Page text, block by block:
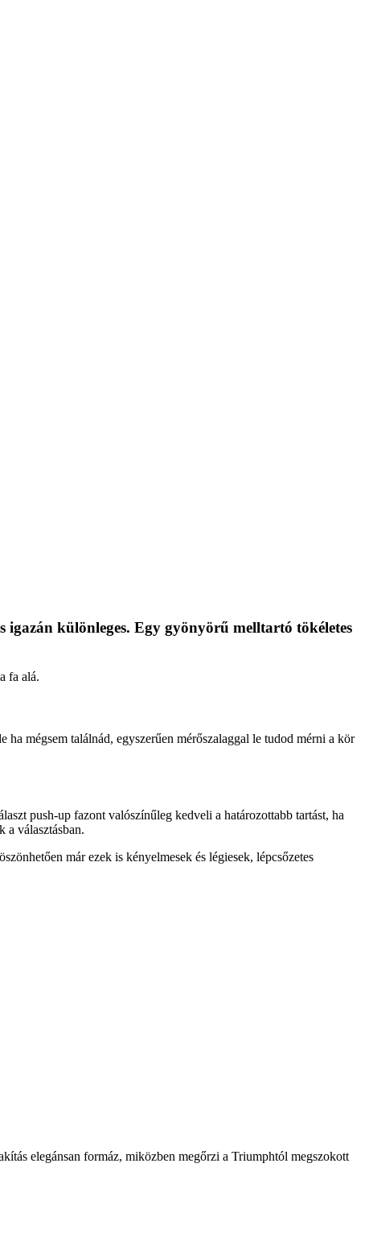
igazán különleges. Egy gyönyörű melltartó tökéletes
fa alá.
ha mégsem találnád, egyszerűen mérőszalaggal le tudod mérni a kör
push-up fazont valószínűleg kedveli a határozottabb tartást, ha
a választásban.
ően már ezek is kényelmesek és légiesek, lépcsőzetes
elegánsan formáz, miközben megőrzi a Triumphtól megszokott